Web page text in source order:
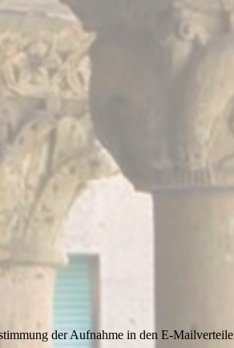
der Aufnahme in den E-